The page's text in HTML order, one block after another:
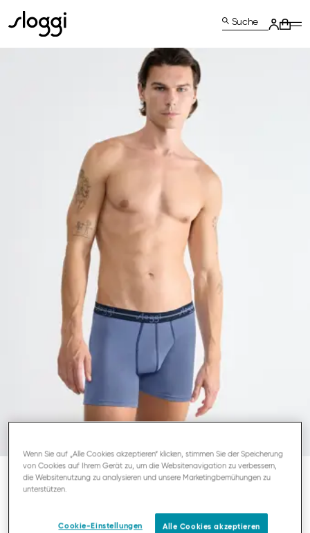
Suche
SLOGGI MEN START
Wenn Sie auf „Alle Cookies akzeptieren“ klicken, stimmen Sie der Speicherung
von Cookies auf Ihrem Gerät zu, um die Websitenavigation zu verbessern,
die Websitenutzung zu analysieren und unsere Marketingbemühungen zu
unterstützen.
Cookie-Einstellungen Alle Cookies akzeptieren